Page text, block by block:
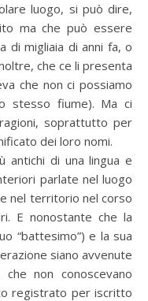
luogo, si può dire,
ma che può essere
di migliaia di anni fa, o
che ce li presenta
che non ci possiamo
stesso fiume). Ma ci
soprattutto per
dei loro nomi.
antichi di una lingua e
parlate nel luogo
nel territorio nel corso
E nonostante che la
“battesimo”) e la sua
siano avvenute
non conoscevano
registrato per iscritto